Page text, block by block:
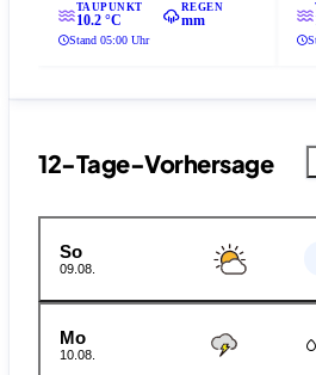
TAUPUNKT
10.2 °C
REGEN
mm
Stand 05:00 Uhr
12-Tage-Vorhersage
So
09.08.
Mo
10.08.